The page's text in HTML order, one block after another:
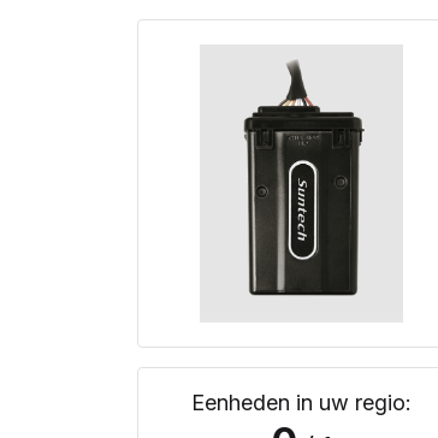
Eenheden in uw regio: